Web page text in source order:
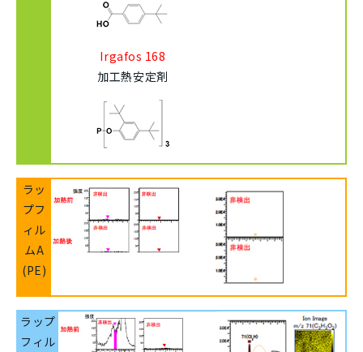
Irgafos 168
加工熱安定剤
ラッ
プフ
ィル
ムA
(PE)
ラップ
フィル